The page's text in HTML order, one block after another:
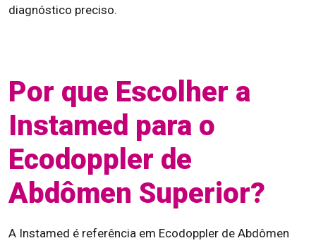
diagnóstico preciso.
Por que Escolher a
Instamed para o
Ecodoppler de
Abdômen Superior?
A Instamed é referência em Ecodoppler de Abdômen